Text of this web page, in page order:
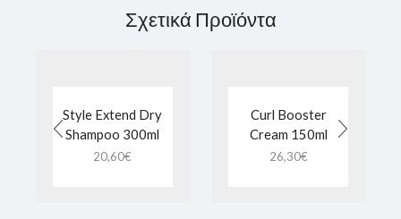
Σχετικά Προϊόντα
Style Extend Dry
Shampoo 300ml
20,60€
Curl Booster
Cream 150ml
26,30€